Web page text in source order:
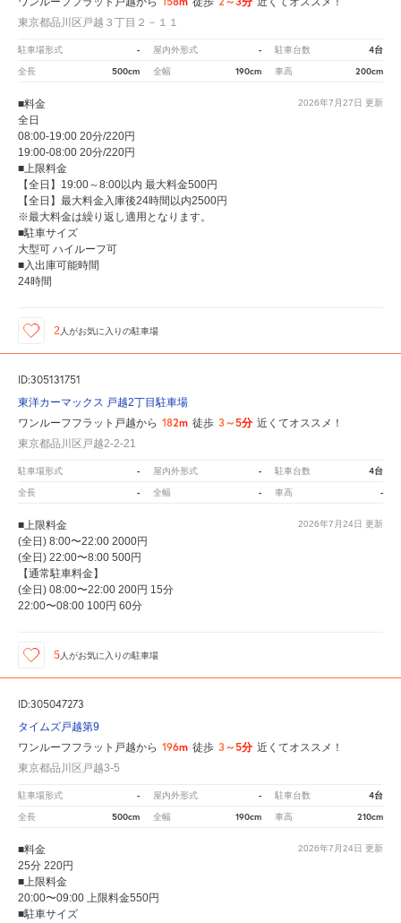
東京都品川区戸越３丁目２－１１
駐車場形式 - 屋内外形式 - 駐車台数 4台
全長 500cm 全幅 190cm 車高 200cm
2026年7月27日 更新
■料金
全日
08:00-19:00 20分/220円
19:00-08:00 20分/220円
■上限料金
【全日】19:00～8:00以内 最大料金500円
【全日】最大料金入庫後24時間以内2500円
※最大料金は繰り返し適用となります。
■駐車サイズ
大型可 ハイルーフ可
■入出庫可能時間
24時間
2 人がお気に入りの駐車場
ID:305131751
東洋カーマックス 戸越2丁目駐車場
ワンルーフフラット戸越から 182m 徒歩 3～5分 近くてオススメ！
東京都品川区戸越2-2-21
駐車場形式 - 屋内外形式 - 駐車台数 4台
全長 - 全幅 - 車高 -
2026年7月24日 更新
■上限料金
(全日) 8:00〜22:00 2000円
(全日) 22:00〜8:00 500円
【通常駐車料金】
(全日) 08:00〜22:00 200円 15分
22:00〜08:00 100円 60分
5人がお気に入りの駐車場
ID:305047273
タイムズ戸越第9
ワンルーフフラット戸越から 196m 徒歩 3～5分 近くてオススメ！
東京都品川区戸越3-5
駐車場形式 - 屋内外形式 - 駐車台数 4台
全長 500cm 全幅 190cm 車高 210cm
2026年7月24日 更新
■料金
25分 220円
■上限料金
20:00〜09:00 上限料金550円
■駐車サイズ